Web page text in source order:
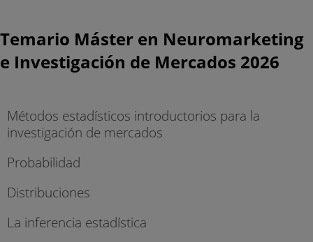
Temario Máster en Neuromarketing
e Investigación de Mercados 2026
Métodos estadísticos introductorios para la
investigación de mercados
Probabilidad
Distribuciones
La inferencia estadística